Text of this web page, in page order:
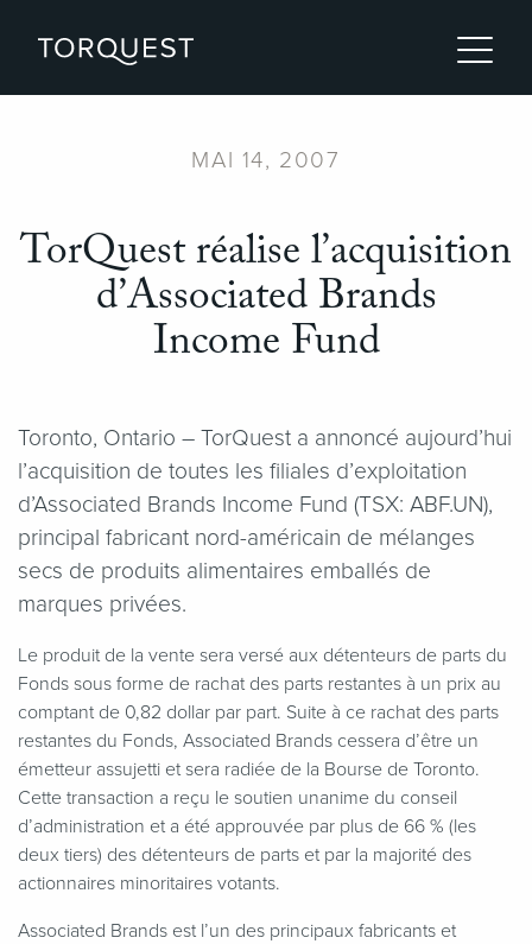
MAI 14, 2007
TorQuest réalise l’acquisition
d’Associated Brands
Income Fund
Toronto, Ontario – TorQuest a annoncé aujourd’hui
l’acquisition de toutes les filiales d’exploitation
d’Associated Brands Income Fund (TSX: ABF.UN),
principal fabricant nord-américain de mélanges
secs de produits alimentaires emballés de
marques privées.
Le produit de la vente sera versé aux détenteurs de parts du
Fonds sous forme de rachat des parts restantes à un prix au
comptant de 0,82 dollar par part. Suite à ce rachat des parts
restantes du Fonds, Associated Brands cessera d’être un
émetteur assujetti et sera radiée de la Bourse de Toronto.
Cette transaction a reçu le soutien unanime du conseil
d’administration et a été approuvée par plus de 66 % (les
deux tiers) des détenteurs de parts et par la majorité des
actionnaires minoritaires votants.
Associated Brands est l’un des principaux fabricants et